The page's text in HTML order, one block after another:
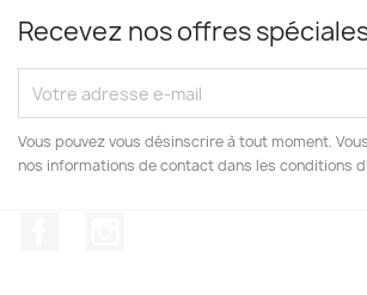
Recevez nos offres
Vous pouvez vous désinscrire à tout moment.
nos informations de contact dans les conditions